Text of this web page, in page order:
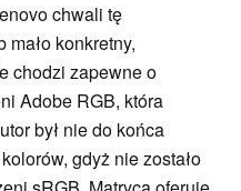
chwali tę
mało konkretny,
chodzi zapewne o
Adobe RGB, która
był nie do końca
gdyż nie zostało